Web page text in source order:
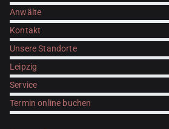
Anwälte
Kontakt
Unsere Standorte
Leipzig
Service
Termin online buchen